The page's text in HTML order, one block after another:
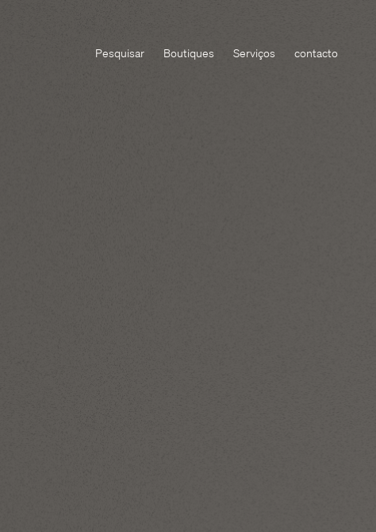
Pesquisar Boutiques Serviços contacto